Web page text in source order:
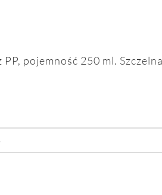
pojemność 250 ml.